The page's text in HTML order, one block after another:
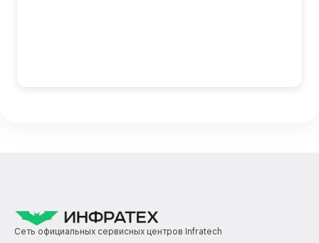
Сеть официальных сервисных центров Infratech